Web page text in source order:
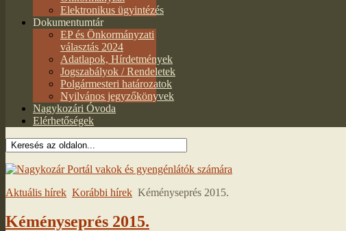
Elektronikus ügyintézés
Dokumentumtár
EP és Önkormányzati
választás 2024
Adatlapok, Hírdetmények
Jogszabályok / Rendeletek
Polgármesteri határozatok
Nyilvános jegyzőkönyvek
Nagykozári Óvoda
Elérhetőségek
Aktuális hírek Korábbi hírek Kéményseprés 2015.
Kéményseprés 2015.